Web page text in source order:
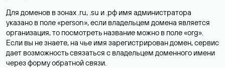
Для доменов в зонах .ru, .su и .рф имя администратора
указано в поле «person», если владельцем домена является
организация, то посмотреть название можно в поле «org».
Если вы не знаете, на чье имя зарегистрирован домен, сервис
дает возможность связаться с владельцем доменного имени
через форму обратной связи.